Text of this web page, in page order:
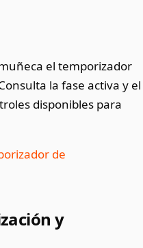
el temporizador
la fase activa y el
disponibles para
de
y